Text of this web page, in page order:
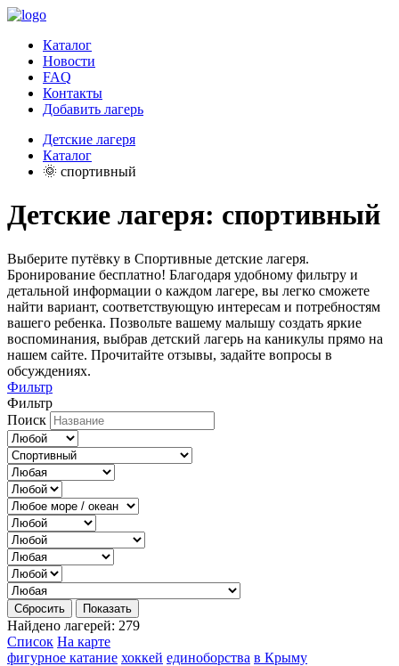
Каталог
Новости
FAQ
Контакты
Добавить лагерь
Детские лагеря
Каталог
🌞 спортивный
Детские лагеря: спортивный
Выберите путёвку в Спортивные детские лагеря.
Бронирование бесплатно! Благодаря удобному фильтру и
детальной информации о каждом лагере, вы легко сможете
найти вариант, соответствующую интересам и потребностям
вашего ребенка. Позвольте вашему малышу создать яркие
воспоминания, выбрав детский лагерь на каникулы прямо на
нашем сайте. Прочитайте отзывы, задайте вопросы в
обсуждениях.
Фильтр
Фильтр
Поиск
Сбросить Показать
Найдено лагерей: 279
Список На карте
фигурное катание хоккей единоборства в Крыму